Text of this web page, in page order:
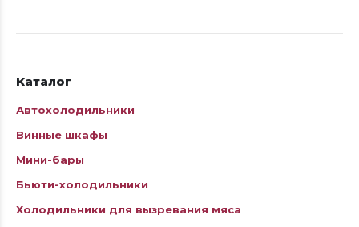
Каталог
Автохолодильники
Винные шкафы
Мини-бары
Бьюти-холодильники
Холодильники для вызревания мяса